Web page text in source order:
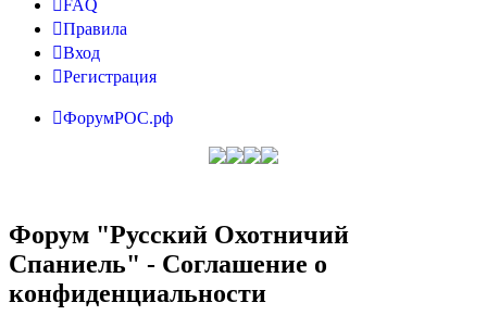
FAQ
Правила
Вход
Регистрация
ФорумРОС.рф
Форум "Русский Охотничий
Спаниель" - Соглашение о
конфиденциальности